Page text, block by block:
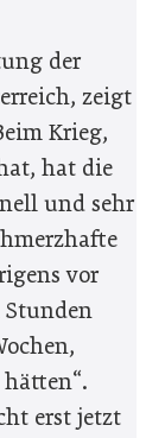
der
zeigt
Krieg,
hat die
und sehr
vor
Stunden
erst jetzt